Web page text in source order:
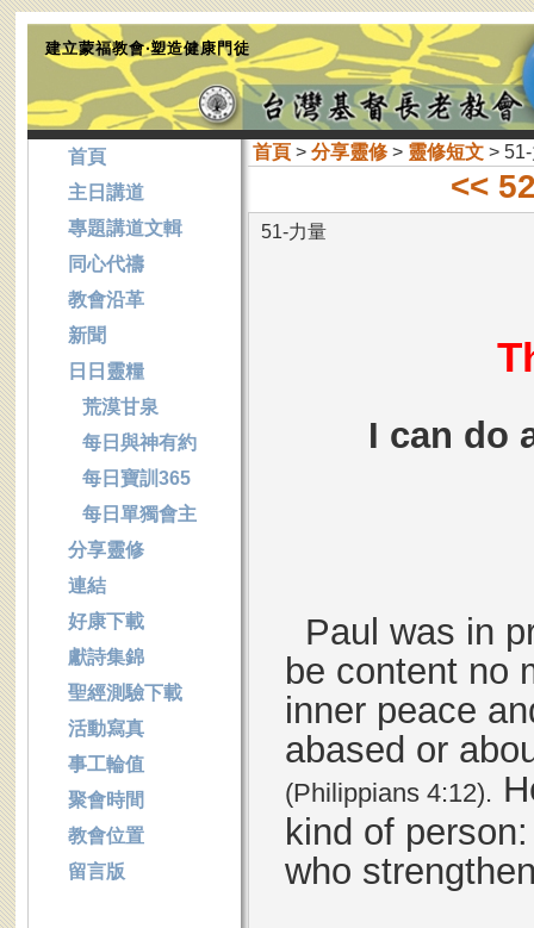
建立蒙福教會‧塑造健康門徒
首頁> 分享靈修> 靈修短文> 51-
<<
51-力量
I can do
Paul was in
be content no
inner peace
abased or
(Philippians 4:12).
kind of
who
首頁
主日講道
專題講道文輯
同心代禱
教會沿革
新聞
日日靈糧
荒漠甘泉
每日與神有約
每日寶訓365
每日單獨會主
分享靈修
連結
好康下載
獻詩集錦
聖經測驗下載
活動寫真
事工輪值
聚會時間
教會位置
留言版